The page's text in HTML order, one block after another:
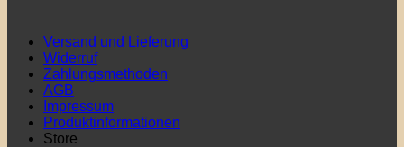
Versand und Lieferung
Widerruf
Zahlungsmethoden
AGB
Impressum
Produktinformationen
Store